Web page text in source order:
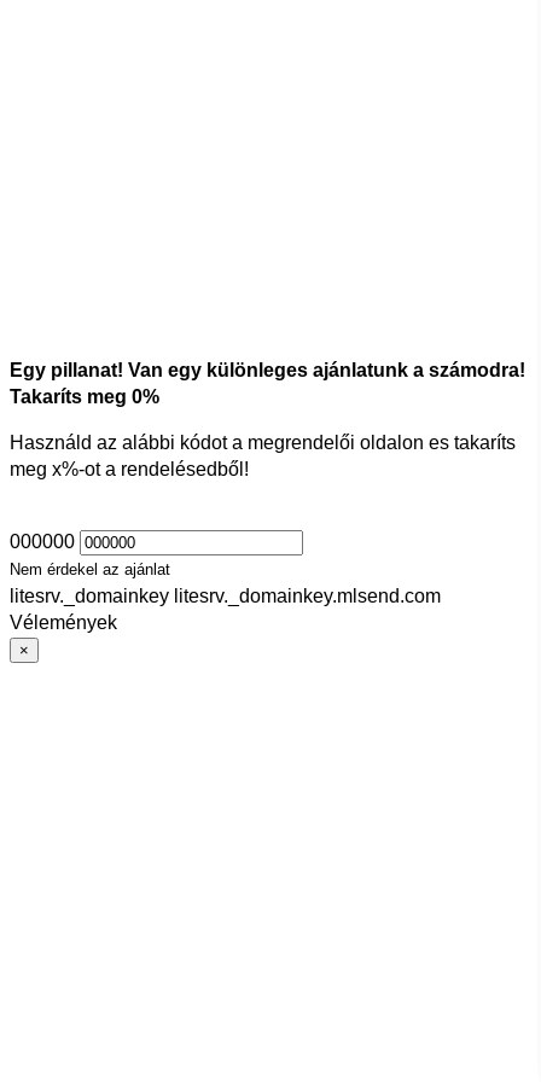
Egy pillanat! Van egy különleges ajánlatunk a számodra!
Takaríts meg 0%
Használd az alábbi kódot a megrendelői oldalon es takaríts
meg x%-ot a rendelésedből!
000000
Nem érdekel az ajánlat
litesrv._domainkey litesrv._domainkey.mlsend.com
Vélemények
×